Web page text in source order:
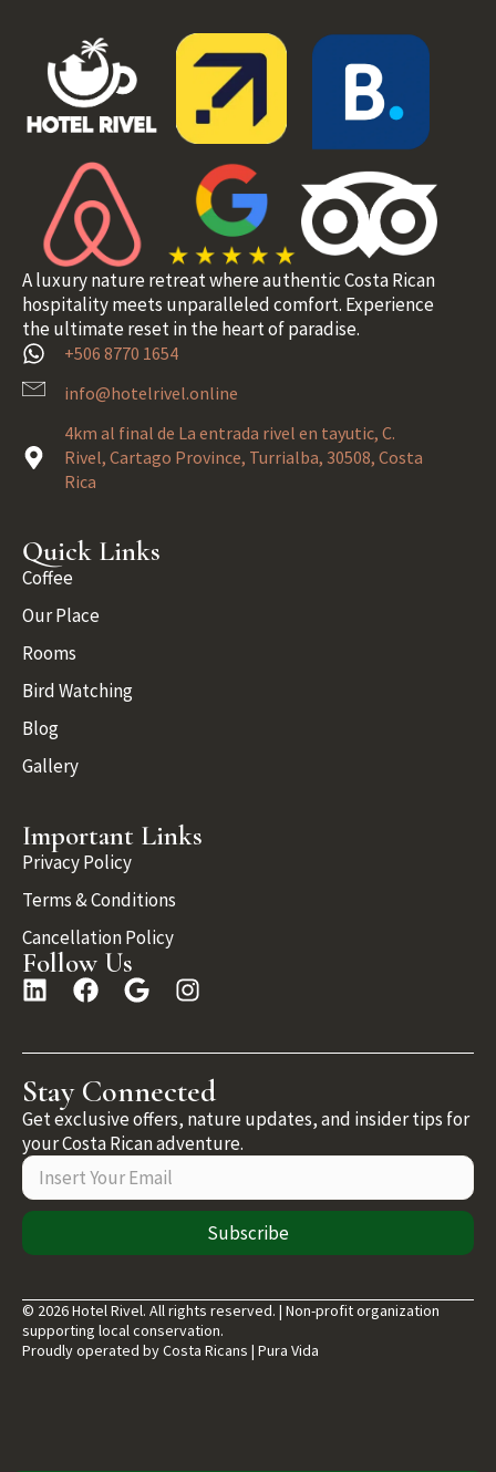
A luxury nature retreat where authentic Costa Rican
hospitality meets unparalleled comfort. Experience
the ultimate reset in the heart of paradise.
+506 8770 1654
info@hotelrivel.online
4km al final de La entrada rivel en tayutic, C.
Rivel, Cartago Province, Turrialba, 30508, Costa
Rica
Quick Links
Coffee
Our Place
Rooms
Bird Watching
Blog
Gallery
Important Links
Privacy Policy
Terms & Conditions
Cancellation Policy
Follow Us
Stay Connected
Get exclusive offers, nature updates, and insider tips for
your Costa Rican adventure.
Subscribe
© 2026 Hotel Rivel. All rights reserved. | Non-profit organization
supporting local conservation.
Proudly operated by Costa Ricans | Pura Vida